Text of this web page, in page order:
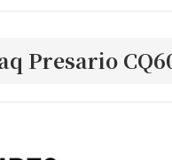
Presario